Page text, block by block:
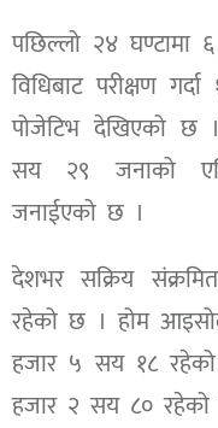
पछिल्लो २४
विधिबाट परीक्षण
पोजेटिभ देखिएको छ
सय २९ जनाको
जनाईएको छ ।
देशभर सक्रिय
रहेको छ । होम
हजार ५ सय १८
हजार २ सय ८०